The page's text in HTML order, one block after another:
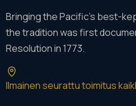
Bringing the Pacific's best-
the tradition was first
Resolution in 1773.
Ilmainen seurattu toimitus